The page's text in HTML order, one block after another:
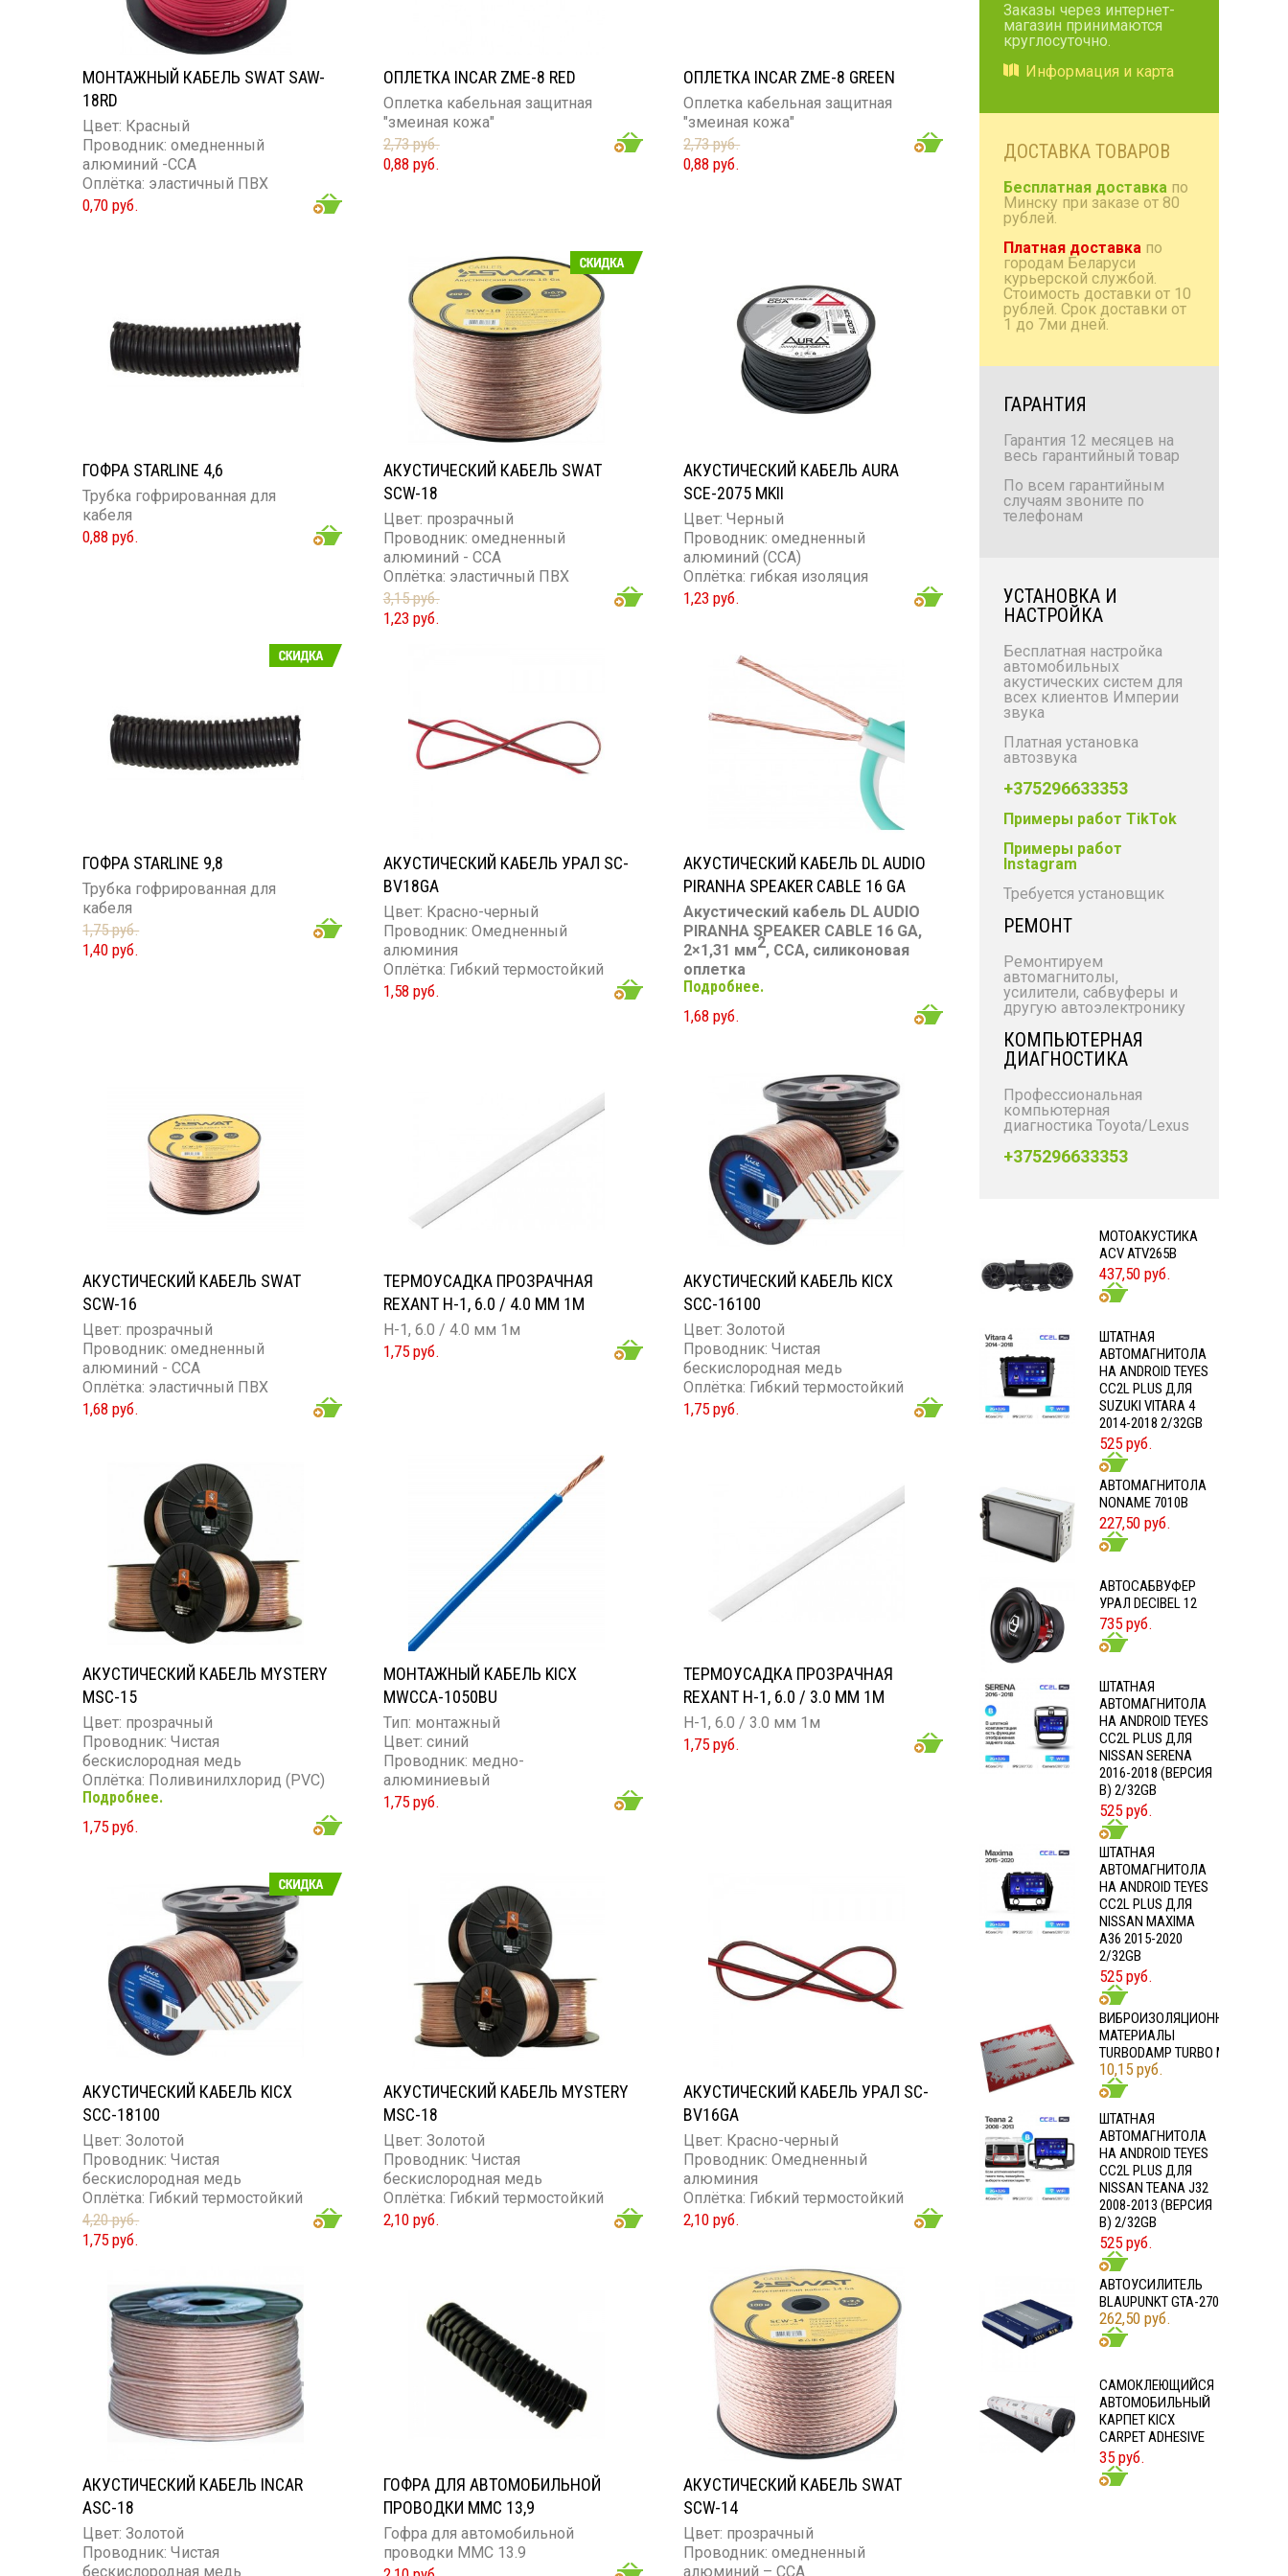
МОНТАЖНЫЙ КАБЕЛЬ SWAT SAW-
18RD
Цвет: Красный
Проводник: омедненный
алюминий -ССА
Оплётка: эластичный ПВХ
Сечение проводника: 18GA
0,70 руб.
ОПЛЕТКА INCAR ZME-8 RED
Оплетка кабельная защитная
"змеиная кожа"
2,73 руб.
0,88 руб.
ОПЛЕТКА INCAR ZME-8 GREEN
Оплетка кабельная защитная
"змеиная кожа"
2,73 руб.
0,88 руб.
ГОФРА STARLINE 4,6
Трубка гофрированная для
кабеля
0,88 руб.
АКУСТИЧЕСКИЙ КАБЕЛЬ SWAT
SCW-18
Цвет: прозрачный
Проводник: омедненный
алюминий - ССА
Оплётка: эластичный ПВХ
Сечение проводника: 18GA
3,15 руб.
1,23 руб.
АКУСТИЧЕСКИЙ КАБЕЛЬ AURA
SCE-2075 MKII
Цвет: Черный
Проводник: омедненный
алюминий (CCA)
Оплётка: гибкая изоляция
Количество жил: 2
1,23 руб.
ГОФРА STARLINE 9,8
Трубка гофрированная для
кабеля
1,75 руб.
1,40 руб.
АКУСТИЧЕСКИЙ КАБЕЛЬ УРАЛ SC-
BV18GA
Цвет: Красно-черный
Проводник: Омедненный
алюминия
Оплётка: Гибкий термостойкий
силикон
1,58 руб.
АКУСТИЧЕСКИЙ КАБЕЛЬ DL AUDIO
PIRANHA SPEAKER CABLE 16 GA
Акустический кабель DL AUDIO
PIRANHA SPEAKER CABLE 16 GA,
2×1,31 мм2, CCA, силиконовая
оплетка
Тип: акустический кабель
Сечение: 16 Ga (2×1,31 мм
Материал: CCA (омедненный
термостойкая, гибкая до -31 °C
Длина бухты: 100 м
Цена: за 1 метр
Подробнее.
1,68 руб.
АКУСТИЧЕСКИЙ КАБЕЛЬ SWAT
SCW-16
Цвет: прозрачный
Проводник: омедненный
алюминий - ССА
Оплётка: эластичный ПВХ
Сечение проводника: 16GA
1,68 руб.
ТЕРМОУСАДКА ПРОЗРАЧНАЯ
REXANT H-1, 6.0 / 4.0 ММ 1М
H-1, 6.0 / 4.0 мм 1м
1,75 руб.
АКУСТИЧЕСКИЙ КАБЕЛЬ KICX
SCC-16100
Цвет: Золотой
Проводник: Чистая
бескислородная медь
Оплётка: Гибкий термостойкий
силикон
1,75 руб.
АКУСТИЧЕСКИЙ КАБЕЛЬ MYSTERY
MSC-15
Цвет: прозрачный
Проводник: Чистая
бескислородная медь
Оплётка: Поливинилхлорид (PVC)
Количество жил: 2
Сечение проводника: 15GA
Подробнее.
1,75 руб.
МОНТАЖНЫЙ КАБЕЛЬ KICX
MWCCA-1050BU
Тип: монтажный
Цвет: синий
Проводник: медно-
алюминиевый
Оплётка: ПВХ
1,75 руб.
ТЕРМОУСАДКА ПРОЗРАЧНАЯ
REXANT H-1, 6.0 / 3.0 ММ 1М
H-1, 6.0 / 3.0 мм 1м
1,75 руб.
АКУСТИЧЕСКИЙ КАБЕЛЬ KICX
SCC-18100
Цвет: Золотой
Проводник: Чистая
бескислородная медь
Оплётка: Гибкий термостойкий
силикон
Сечение проводника: 18GA
4,20 руб.
1,75 руб.
АКУСТИЧЕСКИЙ КАБЕЛЬ MYSTERY
MSC-18
Цвет: Золотой
Проводник: Чистая
бескислородная медь
Оплётка: Гибкий термостойкий
силикон
2,10 руб.
АКУСТИЧЕСКИЙ КАБЕЛЬ УРАЛ SC-
BV16GA
Цвет: Красно-черный
Проводник: Омедненный
алюминия
Оплётка: Гибкий термостойкий
силикон
2,10 руб.
АКУСТИЧЕСКИЙ КАБЕЛЬ INCAR
ASC-18
Цвет: Золотой
Проводник: Чистая
бескислородная медь
ГОФРА ДЛЯ АВТОМОБИЛЬНОЙ
ПРОВОДКИ MMC 13,9
Гофра для автомобильной
проводки MMC 13.9
АКУСТИЧЕСКИЙ КАБЕЛЬ SWAT
SCW-14
Цвет: прозрачный
Проводник: омедненный
алюминий – ССА
Коробки/проставки/
полки
Антенны радио и TV
Домашняя акустика
Аксессуары
Заказы через интернет-
магазин принимаются
круглосуточно.
Информация и карта
ДОСТАВКА ТОВАРОВ
Бесплатная доставка по
Минску при заказе от 80
рублей.
Платная доставка по
городам Беларуси
курьерской службой.
Стоимость доставки от 10
рублей. Срок доставки от
1 до 7ми дней.
ГАРАНТИЯ
Гарантия 12 месяцев на
весь гарантийный товар
По всем гарантийным
случаям звоните по
телефонам
УСТАНОВКА И
НАСТРОЙКА
Бесплатная настройка
автомобильных
акустических систем для
всех клиентов Империи
звука
Платная установка
автозвука
+375296633353
Примеры работ TikTok
Примеры работ
Instagram
Требуется установщик
РЕМОНТ
Ремонтируем
автомагнитолы,
усилители, сабвуферы и
другую автоэлектронику
КОМПЬЮТЕРНАЯ
ДИАГНОСТИКА
Профессиональная
компьютерная
диагностика Toyota/Lexus
+375296633353
МОТОАКУСТИКА
ACV ATV265B
437,50 руб.
ШТАТНАЯ
АВТОМАГНИТОЛА
НА ANDROID TEYES
CC2L PLUS ДЛЯ
SUZUKI VITARA 4
2014-2018 2/32GB
525 руб.
АВТОМАГНИТОЛА
NONAME 7010B
227,50 руб.
АВТОСАБВУФЕР
УРАЛ DECIBEL 12
735 руб.
ШТАТНАЯ
АВТОМАГНИТОЛА
НА ANDROID TEYES
CC2L PLUS ДЛЯ
NISSAN SERENA
2016-2018 (ВЕРСИЯ
B) 2/32GB
525 руб.
ШТАТНАЯ
АВТОМАГНИТОЛА
НА ANDROID TEYES
CC2L PLUS ДЛЯ
NISSAN MAXIMA
A36 2015-2020
2/32GB
525 руб.
ВИБРОИЗОЛЯЦИОННЫЕ
МАТЕРИАЛЫ
TURBODAMP TURBO M2
10,15 руб.
ШТАТНАЯ
АВТОМАГНИТОЛА
НА ANDROID TEYES
CC2L PLUS ДЛЯ
NISSAN TEANA J32
2008-2013 (ВЕРСИЯ
B) 2/32GB
525 руб.
АВТОУСИЛИТЕЛЬ
BLAUPUNKT GTA-270
262,50 руб.
CАМОКЛЕЮЩИЙСЯ
АВТОМОБИЛЬНЫЙ
КАРПЕТ KICX
CARPET ADHESIVE
35 руб.